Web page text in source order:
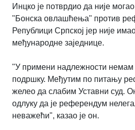
Инцко jе потврдио да ниjе
"Бонска овлашћења" против
Републици Српској jер ниjе
међународне заjеднице.
"У примени надлежности немам
подршку. Mеђутим по питању
желео да слабим Уставни суд.
одлуку да jе референдум
неважећи", казао jе он.